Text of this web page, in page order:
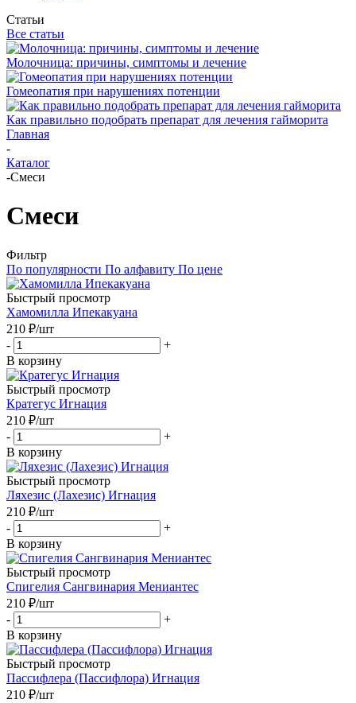
Статьи
Все статьи
Молочница: причины, симптомы и лечение
Гомеопатия при нарушениях потенции
Как правильно подобрать препарат для лечения гайморита
Главная
-
Каталог
-Смеси
Смеси
Фильтр
По популярности По алфавиту По цене
Быстрый просмотр
Хамомилла Ипекакуана
210 ₽/шт
-
+
В корзину
Быстрый просмотр
Кратегус Игнация
210 ₽/шт
-
+
В корзину
Быстрый просмотр
Ляхезис (Лахезис) Игнация
210 ₽/шт
-
+
В корзину
Быстрый просмотр
Спигелия Сангвинария Мениантес
210 ₽/шт
-
+
В корзину
Быстрый просмотр
Пассифлера (Пассифлора) Игнация
210 ₽/шт